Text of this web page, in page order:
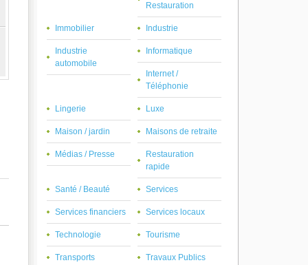
Restauration
Immobilier Industrie
Industrie
automobile
Informatique
Internet /
Téléphonie
Lingerie Luxe
Maison / jardin Maisons de retraite
Médias / Presse
Restauration
rapide
Santé / Beauté Services
Services financiers Services locaux
Technologie Tourisme
Transports Travaux Publics